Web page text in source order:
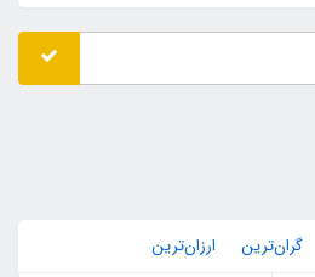
گران‌ترین ارزان‌ترین